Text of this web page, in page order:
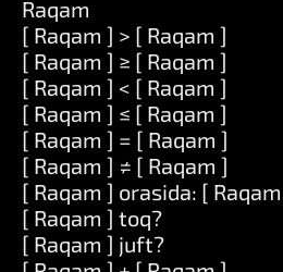
Raqam
[ Raqam ] > [ Raqam ]
[ Raqam ] ≥ [ Raqam ]
[ Raqam ] < [ Raqam ]
[ Raqam ] ≤ [ Raqam ]
[ Raqam ] = [ Raqam ]
[ Raqam ] ≠ [ Raqam ]
[ Raqam ] orasida: [
[ Raqam ] toq?
[ Raqam ] juft?